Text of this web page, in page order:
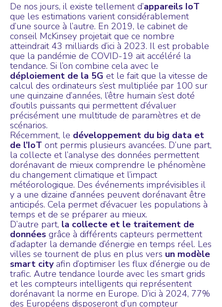
De nos jours, il existe tellement d’appareils IoT
que les estimations varient considérablement
d’une source à l’autre. En 2019, le cabinet de
conseil McKinsey projetait que ce nombre
atteindrait 43 milliards d’ici à 2023. Il est probable
que la pandémie de COVID-19 ait accéléré la
tendance. Si l’on combine cela avec le
déploiement de la 5G et le fait que la vitesse de
calcul des ordinateurs s’est multipliée par 100 sur
une quinzaine d’années, l’être humain s’est doté
d’outils puissants qui permettent d’évaluer
précisément une multitude de paramètres et de
scénarios.
Récemment, le développement du big data et
de l’IoT ont permis plusieurs avancées. D’une part,
la collecte et l’analyse des données permettent
dorénavant de mieux comprendre le phénomène
du changement climatique et l’impact
météorologique. Des événements imprévisibles il
y a une dizaine d’années peuvent dorénavant être
anticipés. Cela permet d’évacuer les populations à
temps et de se préparer au mieux.
D’autre part, la collecte et le traitement de
donnéesgrâce à différents capteurs permettent
d’adapter la demande d’énergie en temps réel. Les
villes se tournent de plus en plus vers un modèle
smart cityafin d’optimiser les flux d’énergie ou de
trafic. Autre tendance lourde avec les smart grids
et les compteurs intelligents qui représentent
dorénavant la norme en Europe. D’ici à 2024, 77%
des Européens disposeront d’un compteur